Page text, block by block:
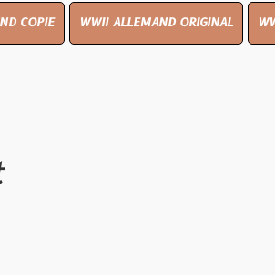
WWII ALLEMAND ORIGINAL WWII UK